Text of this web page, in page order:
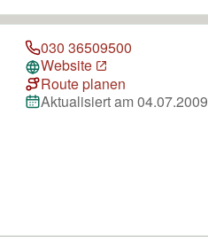
030 36509500
Website
Route planen
Aktualisiert am 04.07.2009